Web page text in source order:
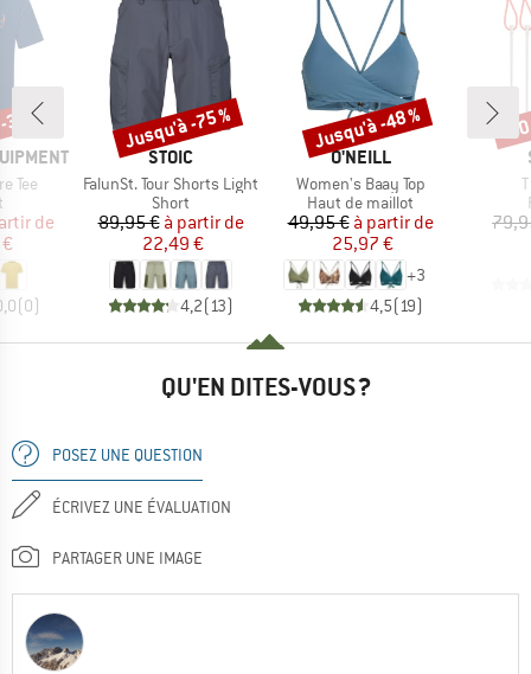
Tee
group
réduit
de
(0)
%
MARQUE
STOIC
Article
FalunSt. Tour Shorts Light
Product group
Short
Prix
89,95 € Prix réduit
à partir de
22,49 €
4,2(13)
Remise
Jusqu'à -75 %
MARQUE
O'NEILL
Article
Women's Baay Top
Product group
Haut de maillot
Prix
49,95 € Prix réduit
à partir de
25,97 €
+3
4,5(19)
Remise
Jusqu'à -48 % -
QU'EN DITES-VOUS ?
POSEZ UNE QUESTION
ÉCRIVEZ UNE ÉVALUATION
PARTAGER UNE IMAGE